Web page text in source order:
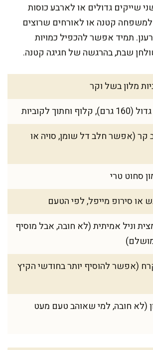
שייקים גדולים או לארבע כוסות
למשפחה קטנה או לאורחים שרוצים
תמיד אפשר להכפיל כמויות
שבת, בהרגשה של חגיגה קטנה.
קר (אפשר חלב דל שומן, סויה או
וניל אמיתית (לא חובה, אבל מוסיף
קרח (אפשר להוסיף יותר בחודשי הקיץ
(לא חובה, למי שאוהב טעם מעט